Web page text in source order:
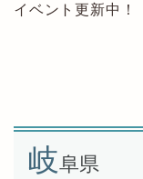
イベント更新中！
岐阜県